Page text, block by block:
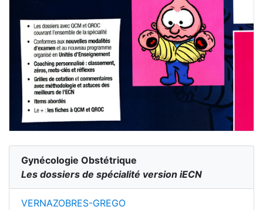
Gynécologie Obstétrique
Les dossiers de spécialité version iECN
VERNAZOBRES-GREGO